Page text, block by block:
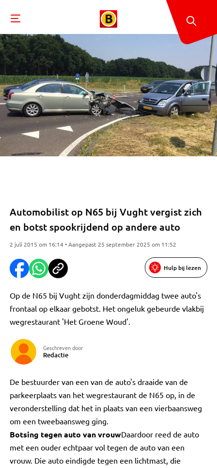
Automobilist op N65 bij Vught vergist zich
en botst spookrijdend op andere auto
2 juli 2015 om 16:14 • Aangepast 25 september 2025 om 11:52
Hulp bij lezen
Op de N65 bij Vught zijn donderdagmiddag twee auto's
frontaal op elkaar gebotst. Het ongeluk gebeurde vlakbij
wegrestaurant 'Het Groene Woud'.
Geschreven door
Redactie
De bestuurder van een van de auto's draaide van de
parkeerplaats van het wegrestaurant de N65 op, in de
veronderstelling dat het in plaats van een vierbaansweg
om een tweebaansweg ging.
Botsing tegen auto van vrouwDaardoor reed de auto
met een ouder echtpaar vol tegen de auto van een
vrouw. Die auto eindigde tegen een lichtmast, die